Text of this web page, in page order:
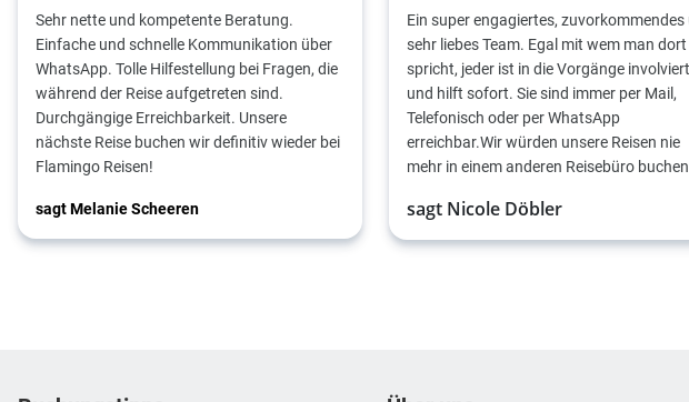
Sehr nette und kompetente Beratung.
Einfache und schnelle Kommunikation über
WhatsApp. Tolle Hilfestellung bei Fragen, die
während der Reise aufgetreten sind.
Durchgängige Erreichbarkeit. Unsere
nächste Reise buchen wir definitiv wieder bei
Flamingo Reisen!
sagt Melanie Scheeren
Ein super engagiertes, zuvorkommendes
sehr liebes Team. Egal mit wem man dort
spricht, jeder ist in die Vorgänge involviert
und hilft sofort. Sie sind immer per Mail,
Telefonisch oder per WhatsApp
erreichbar.Wir würden unsere Reisen nie
mehr in einem anderen Reisebüro
sagt Nicole Döbler